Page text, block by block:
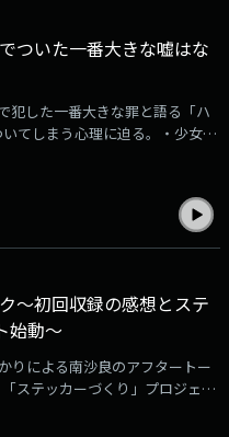
ついた一番大きな嘘はな
犯した一番大きな罪と語る「ハ
てしまう心理に迫る。・少女の
メ映画は「風邪をひいたときに
すすめのB級サメ映画を語る。
ド」名作続々。【第3部】
な飲食店でも入店後すぐに大行
スナーからのメールを紹介しま
・～・～・～・～・～・～・
ます！
南沙良ANNP番組公
～初回収録の感想とステ
始動～
りによる南沙良のアフタートー
ステッカーづくり」プロジェク
トにしたらいい感じだと思うも